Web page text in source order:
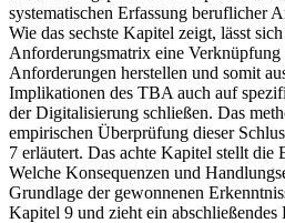
systematischen Erfassung beruflicher
Wie das sechste Kapitel zeigt, lässt
Anforderungsmatrix eine
Anforderungen herstellen und somit
Implikationen des TBA auch auf
der Digitalisierung schließen. Das
empirischen Überprüfung dieser
7 erläutert. Das achte Kapitel stellt die
Welche Konsequenzen und
Grundlage der gewonnenen
Kapitel 9 und zieht ein abschließendes